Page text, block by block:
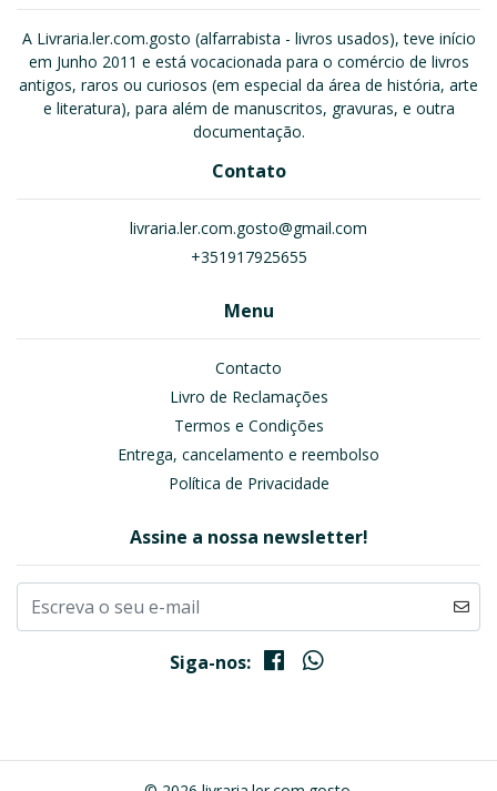
A Livraria.ler.com.gosto (alfarrabista - livros usados), teve início
em Junho 2011 e está vocacionada para o comércio de livros
antigos, raros ou curiosos (em especial da área de história, arte
e literatura), para além de manuscritos, gravuras, e outra
documentação.
Contato
livraria.ler.com.gosto@gmail.com
+351917925655
Menu
Contacto
Livro de Reclamações
Termos e Condições
Entrega, cancelamento e reembolso
Política de Privacidade
Assine a nossa newsletter!
Siga-nos: